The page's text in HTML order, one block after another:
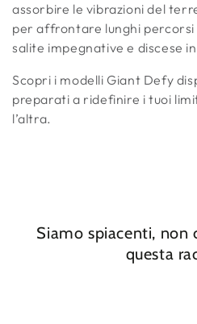
assorbire le vibrazioni del
per affrontare lunghi percorsi
salite impegnative e discese
Scopri i modelli Giant Defy
preparati a ridefinire i tuoi
l’altra.
Siamo spiacenti, non
questa